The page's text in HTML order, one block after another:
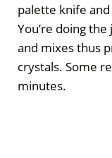
palette knife
You’re doing
and mixes thus
crystals. Some
minutes.